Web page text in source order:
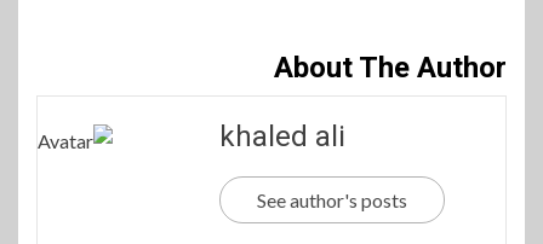
About The Author
khaled ali
See author's posts